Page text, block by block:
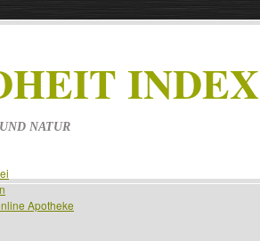
INDEX
NATUR
Apotheke